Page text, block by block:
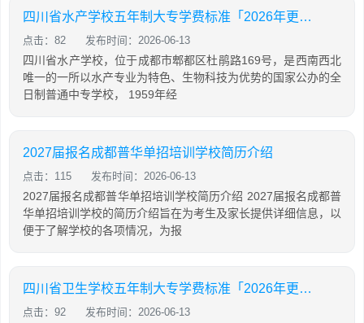
四川省水产学校五年制大专学费标准「2026年更新」
点击：82 发布时间：2026-06-13
四川省水产学校，位于成都市郫都区杜鹃路169号，是西南西北
唯一的一所以水产专业为特色、生物科技为优势的国家公办的全
日制普通中专学校， 1959年经
2027届报名成都普华单招培训学校简历介绍
点击：115 发布时间：2026-06-13
2027届报名成都普华单招培训学校简历介绍 2027届报名成都普
华单招培训学校的简历介绍旨在为考生及家长提供详细信息，以
便于了解学校的各项情况，为报
四川省卫生学校五年制大专学费标准「2026年更新」
点击：92 发布时间：2026-06-13